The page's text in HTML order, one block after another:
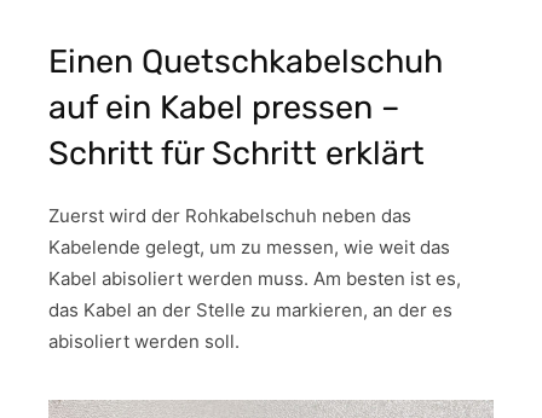
Einen Quetschkabelschuh
auf ein Kabel pressen –
Schritt für Schritt erklärt
Zuerst wird der Rohkabelschuh neben das
Kabelende gelegt, um zu messen, wie weit das
Kabel abisoliert werden muss. Am besten ist es,
das Kabel an der Stelle zu markieren, an der es
abisoliert werden soll.